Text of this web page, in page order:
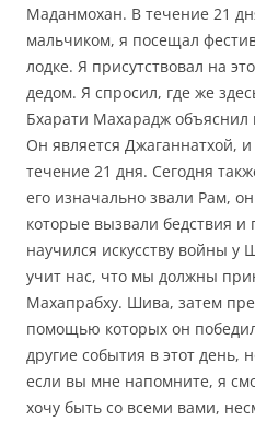
Маданмохан. В течение 21
мальчиком, я посещал
лодке. Я присутствовал на
дедом. Я спросил, где же
Бхарати Махарадж
Он является Джаганнатхой,
течение 21 дня. Сегодня
его изначально звали Рам,
которые вызвали бедствия
научился искусству войны
учит нас, что мы должны
Махапрабху. Шива, затем
помощью которых он
другие события в этот день,
если вы мне напомните, я
хочу быть со всеми вами,